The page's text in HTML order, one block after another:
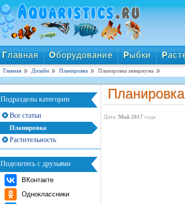
Главная Оборудование Рыбки Р
Главная Дизайн Планировка Планировка аквариума
Подразделы категории
Все статьи
Планировка
Растительность
Поделитесь с друзьями
ВКонтакте
Одноклассники
Дата: Май 2017 года